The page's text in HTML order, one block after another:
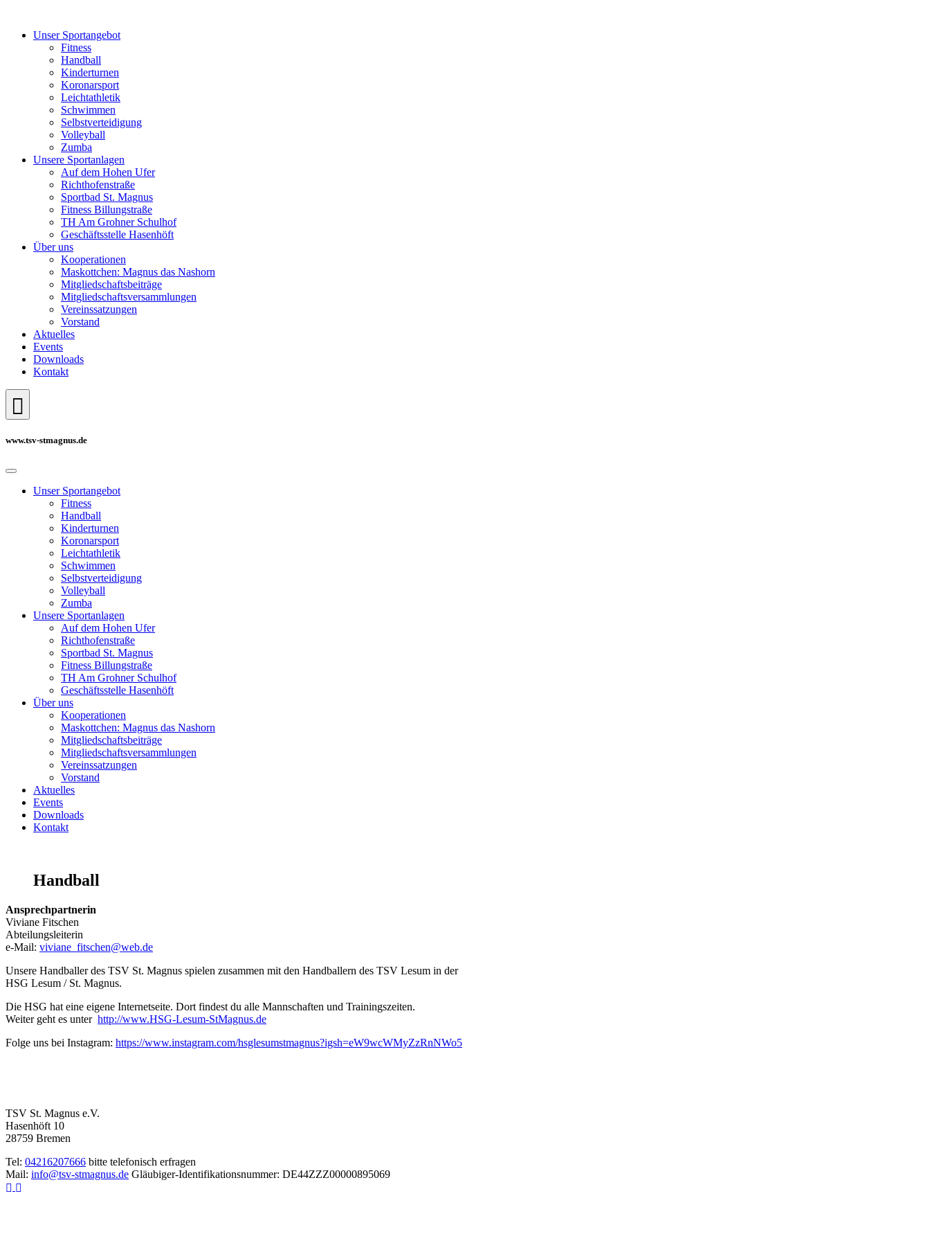
Unser Sportangebot
Fitness
Handball
Kinderturnen
Koronarsport
Leichtathletik
Schwimmen
Selbstverteidigung
Volleyball
Zumba
Unsere Sportanlagen
Auf dem Hohen Ufer
Richthofenstraße
Sportbad St. Magnus
Fitness Billungstraße
TH Am Grohner Schulhof
Geschäftsstelle Hasenhöft
Über uns
Kooperationen
Maskottchen: Magnus das Nashorn
Mitgliedschaftsbeiträge
Mitgliedschaftsversammlungen
Vereinssatzungen
Vorstand
Aktuelles
Events
Downloads
Kontakt
www.tsv-stmagnus.de
Unser Sportangebot
Fitness
Handball
Kinderturnen
Koronarsport
Leichtathletik
Schwimmen
Selbstverteidigung
Volleyball
Zumba
Unsere Sportanlagen
Auf dem Hohen Ufer
Richthofenstraße
Sportbad St. Magnus
Fitness Billungstraße
TH Am Grohner Schulhof
Geschäftsstelle Hasenhöft
Über uns
Kooperationen
Maskottchen: Magnus das Nashorn
Mitgliedschaftsbeiträge
Mitgliedschaftsversammlungen
Vereinssatzungen
Vorstand
Aktuelles
Events
Downloads
Kontakt
Handball
Ansprechpartnerin
Viviane Fitschen
Abteilungsleiterin
e-Mail: viviane_fitschen@web.de
Unsere Handballer des TSV St. Magnus spielen zusammen mit den Handballern des TSV Lesum in der
HSG Lesum / St. Magnus.
Die HSG hat eine eigene Internetseite. Dort findest du alle Mannschaften und Trainingszeiten.
Weiter geht es unter http://www.HSG-Lesum-StMagnus.de
Folge uns bei Instagram: https://www.instagram.com/hsglesumstmagnus?igsh=eW9wcWMyZzRnNWo5
TSV St. Magnus e.V.
Hasenhöft 10
28759 Bremen
Tel: 04216207666 bitte telefonisch erfragen
Mail: info@tsv-stmagnus.de Gläubiger-Identifikationsnummer: DE44ZZZ00000895069